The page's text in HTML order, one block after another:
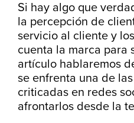
Si hay algo que
la percepción de
servicio al cliente y
cuenta la marca para
artículo hablaremos
se enfrenta una de
criticadas en redes
afrontarlos desde la